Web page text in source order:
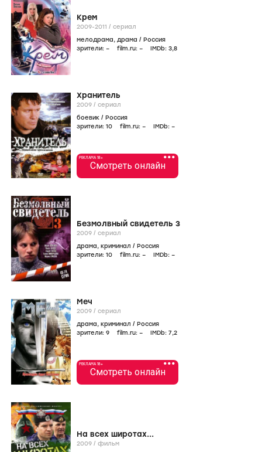
Крем
2009-2011 / сериал
мелодрама, драма / Россия
зрители: – film.ru: – IMDb: 3,8
Хранитель
2009 / сериал
боевик / Россия
зрители: 10 film.ru: – IMDb: –
•••
РЕКЛАМА 18+
Смотреть онлайн
Безмолвный свидетель 3
2009 / сериал
драма, криминал / Россия
зрители: 10 film.ru: – IMDb: –
Меч
2009 / сериал
драма, криминал / Россия
зрители: 9 film.ru: – IMDb: 7,2
•••
РЕКЛАМА 18+
Смотреть онлайн
На всех широтах...
2009 / фильм